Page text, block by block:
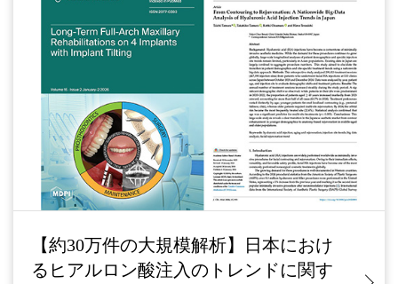
【約30万件の大規模解析】日本におけ
るヒアルロン酸注入のトレンドに関す